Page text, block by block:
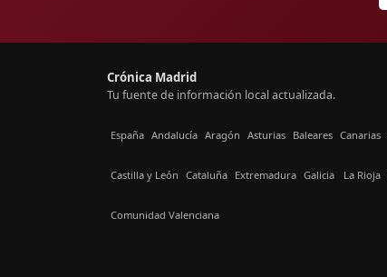
Crónica Madrid
Tu fuente de información local actualizada.
España Andalucía Aragón Asturias Baleares Canarias
Castilla y León Cataluña Extremadura Galicia La Rioja
Comunidad Valenciana